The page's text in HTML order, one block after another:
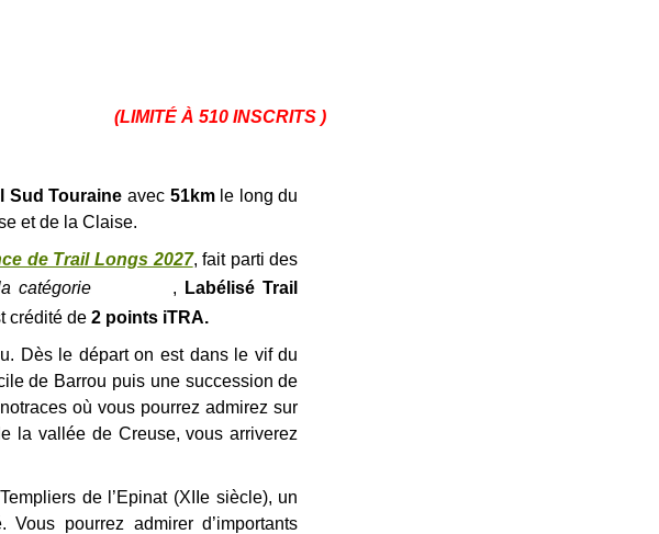
(LIMITÉ À 510 INSCRITS )
Sud Touraine avec 51kmle long du
et de la Claise.
de Trail Longs 2027, fait parti des
catégorie , Labélisé Trail
crédité de2 points iTRA.
Dès le départ on est dans le vif du
de Barrou puis une succession de
où vous pourrez admirez sur
la vallée de Creuse, vous arriverez
de l’Epinat (XIIe siècle), un
pourrez admirer d’importants